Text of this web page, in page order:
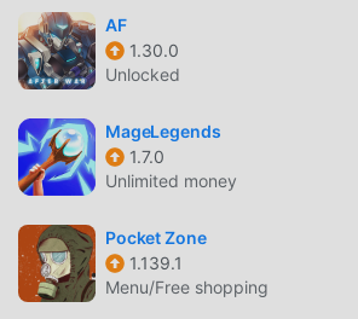
mengunduh game ini, sebagai situs
apk gratis terbesar di dunia -- moddroid
terbaik Anda. moddroid tidak hanya
Free mod gratis, membantu Anda
mekanis yang berulang dalam gim,
fokus menikmati kesenangan yang
sendiri. moddroid menjanjikan bahwa
tidak akan membebankan biaya apa
dan 100% aman, tersedia, dan gratis
Cukup unduh klien moddroid, Anda
AF
1.30.0
Unlocked
MageLegends
1.7.0
Unlimited money
Pocket Zone
1.139.1
Menu/Free shopping